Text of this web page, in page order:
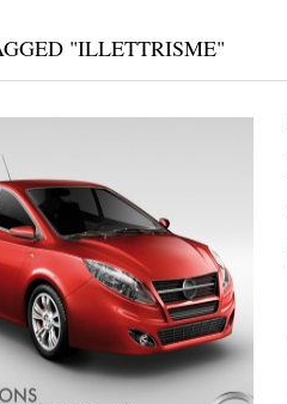
"ILLETTRISME"